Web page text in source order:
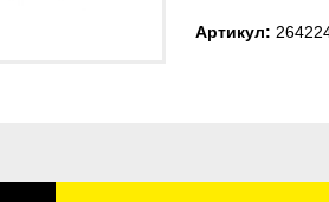
Артикул: